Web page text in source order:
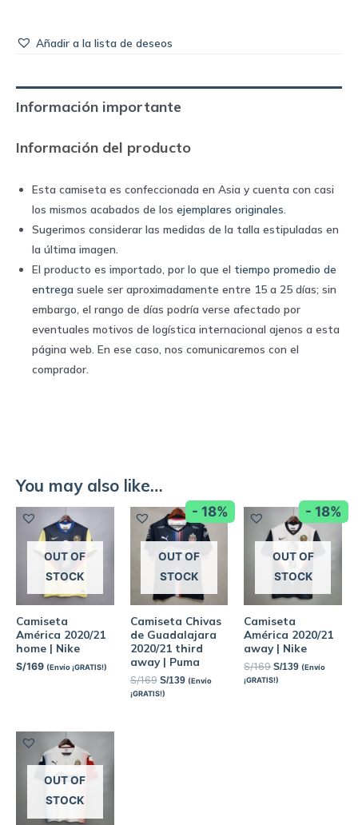
Añadir a la lista de deseos
Información importante
Información del producto
Esta camiseta es confeccionada en Asia y cuenta con casi
los mismos acabados de los ejemplares originales
Sugerimos considerar las medidas de la talla estipuladas en
la última imagen.
El producto es importado, por lo que el tiempo promedio de
entrega suele ser aproximadamente entre 15 a 25 días; sin
embargo, el rango de días podría verse afectado por
eventuales motivos de logística internacional ajenos a esta
página web. En ese caso, nos comunicaremos con el
comprador.
You may also like…
OUT OF
STOCK
Camiseta
América 2020/21
home | Nike
S/169 (Envío ¡GRATIS!)
- 18%
OUT OF
STOCK
Camiseta Chivas
de Guadalajara
2020/21 third
away | Puma
S/169 S/139 (Envío
¡GRATIS!)
- 18%
OUT OF
STOCK
Camiseta
América 2020/21
away | Nike
S/169 S/139 (Envío
¡GRATIS!)
OUT OF
STOCK